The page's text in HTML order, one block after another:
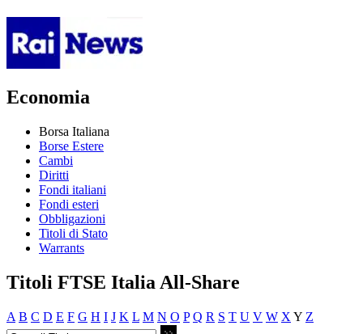
Economia
Borsa Italiana
Borse Estere
Cambi
Diritti
Fondi italiani
Fondi esteri
Obbligazioni
Titoli di Stato
Warrants
Titoli FTSE Italia All-Share
A B C D E F G H I J K L M N O P Q R S T U V W X Y Z